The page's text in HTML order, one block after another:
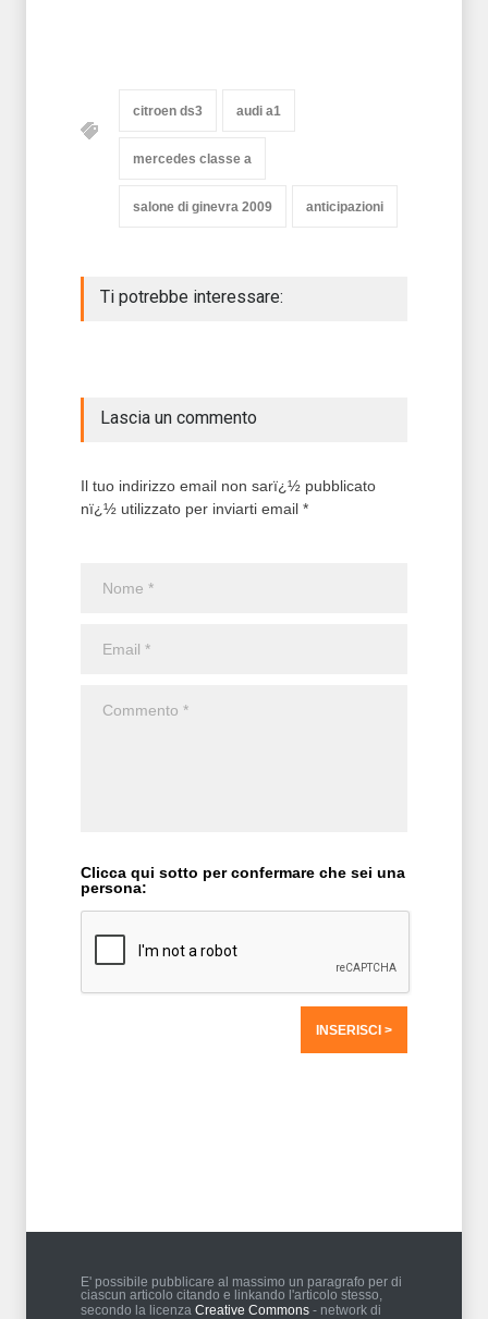
citroen ds3 audi a1
mercedes classe a
salone di ginevra 2009 anticipazioni
Ti potrebbe interessare:
Lascia un commento
Il tuo indirizzo email non sarï¿½ pubblicato
nï¿½ utilizzato per inviarti email *
Clicca qui sotto per confermare che sei una
persona:
E' possibile pubblicare al massimo un paragrafo per di
ciascun articolo citando e linkando l'articolo stesso,
secondo la licenza Creative Commons - network di